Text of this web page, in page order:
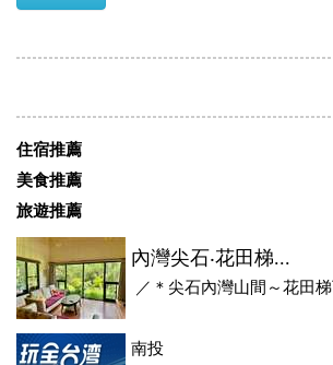
住宿推薦
美食推薦
旅遊推薦
內灣尖石‧花田梯...
／＊尖石內灣山間～花田
南投